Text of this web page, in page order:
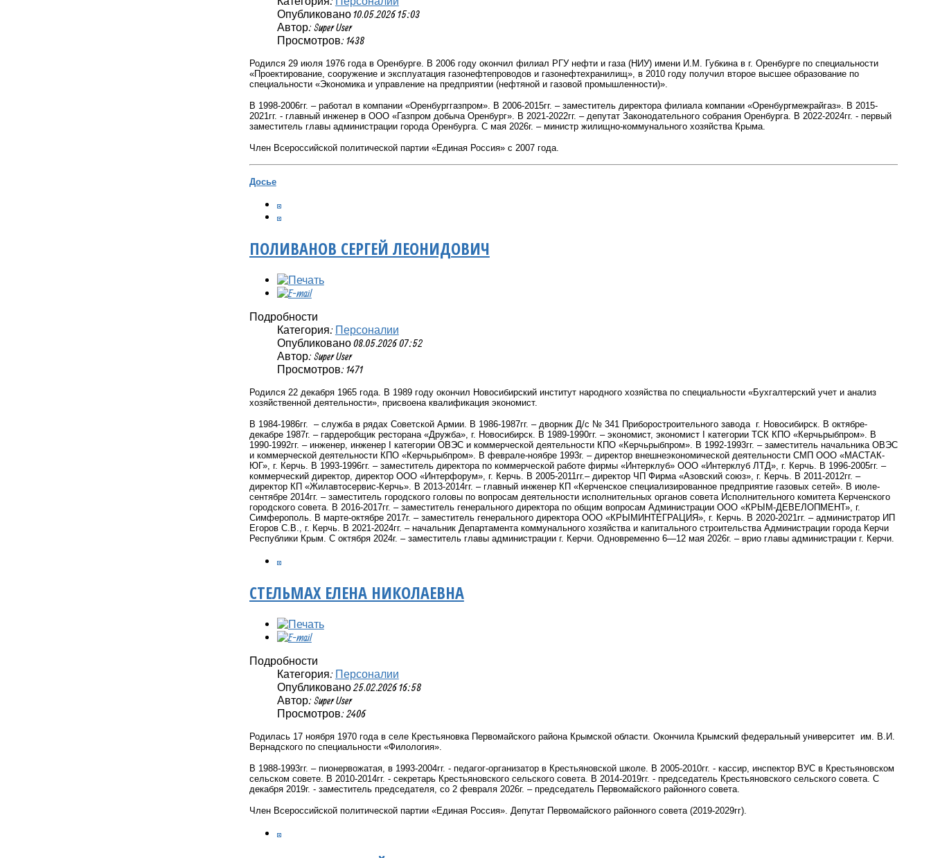
Опубликовано 10.05.2026 15:03
Автор: Super User
Просмотров: 1438
Родился 29 июля 1976 года в Оренбурге.
В 2006 году окончил филиал РГУ нефти и газа (НИУ) имени И.М. Губкина в г. Оренбурге по специальности
«Проектирование, сооружение и эксплуатация газонефтепроводов и газонефтехранилищ», в 2010 году получил второе высшее образование по
специальности «Экономика и управление на предприятии (нефтяной и газовой промышленности)».
В 1998-2006гг. – работал в компании «Оренбурггазпром». В 2006-2015гг. – заместитель директора филиала компании «Оренбургмежрайгаз». В 2015-
2021гг. - главный инженер в ООО «Газпром добыча Оренбург». В 2021-2022гг. – депутат Законодательного собрания Оренбурга. В 2022-2024гг. - первый
заместитель главы администрации города Оренбурга. С мая 2026г. – министр жилищно-коммунального хозяйства Крыма.
Член Всероссийской политической партии «Единая Россия» с 2007 года.
Досье
ПОЛИВАНОВ СЕРГЕЙ ЛЕОНИДОВИЧ
Подробности
Категория: Персоналии
Опубликовано 08.05.2026 07:52
Автор: Super User
Просмотров: 1471
Родился 22 декабря 1965 года. В 1989 году окончил Новосибирский институт народного хозяйства по специальности «Бухгалтерский учет и анализ
хозяйственной деятельности», присвоена квалификация экономист.
В 1984-1986гг.
– служба в рядах Советской Армии. В 1986-1987гг. – дворник Д/с № 341 Приборостроительного завода г. Новосибирск. В октябре-
декабре 1987г. – гардеробщик ресторана «Дружба», г. Новосибирск. В 1989-1990гг. – экономист, экономист I категории ТСК КПО «Керчьрыбпром». В
1990-1992гг. – инженер, инженер I категории ОВЭС и коммерческой деятельности КПО «Керчьрыбпром». В 1992-1993гг. – заместитель начальника ОВЭС
и коммерческой деятельности КПО «Керчьрыбпром». В феврале-ноябре 1993г. – директор внешнеэкономической деятельности СМП ООО «МАСТАК-
ЮГ», г. Керчь. В 1993-1996гг. – заместитель директора по коммерческой работе фирмы «Интерклуб» ООО «Интерклуб ЛТД», г. Керчь. В 1996-2005гг. –
коммерческий директор, директор ООО «Интерфорум», г. Керчь. В 2005-2011гг.– директор ЧП Фирма «Азовский союз», г. Керчь. В 2011-2012гг. –
директор КП «Жилавтосервис-Керчь». В 2013-2014гг. – главный инженер КП «Керченское специализированное предприятие газовых сетей». В июле-
сентябре 2014гг. – заместитель городского головы по вопросам деятельности исполнительных органов совета Исполнительного комитета Керченского
городского совета. В 2016-2017гг. – заместитель генерального директора по общим вопросам Администрации ООО «КРЫМ-ДЕВЕЛОПМЕНТ», г.
Симферополь. В марте-октябре 2017г. – заместитель генерального директора ООО «КРЫМИНТЕГРАЦИЯ», г. Керчь. В 2020-2021гг. – администратор ИП
Егоров С.В., г. Керчь. В 2021-2024гг. – начальник Департамента коммунального хозяйства и капитального строительства Администрации города Керчи
Республики Крым. С октября 2024г. – заместитель главы администрации г. Керчи. Одновременно 6—12 мая 2026г. – врио главы администрации г. Керчи.
СТЕЛЬМАХ ЕЛЕНА НИКОЛАЕВНА
Подробности
Категория: Персоналии
Опубликовано 25.02.2026 16:58
Автор: Super User
Просмотров: 2406
Родилась 17 ноября 1970 года в селе Крестьяновка Первомайского района Крымской области. Окончила Крымский федеральный университет им. В.И.
Вернадского по специальности «Филология».
В 1988-1993гг. – пионервожатая, в 1993-2004гг. - педагог-организатор в Крестьяновской школе. В 2005-2010гг. - кассир, инспектор ВУС в Крестьяновском
сельском совете. В 2010-2014гг. - секретарь Крестьяновского сельского совета. В 2014-2019гг. - председатель Крестьяновского сельского совета. С
декабря 2019г. - заместитель председателя, со 2 февраля 2026г. – председатель Первомайского районного совета.
Член Всероссийской политической партии «Единая Россия». Депутат Первомайского районного совета (2019-2029гг).